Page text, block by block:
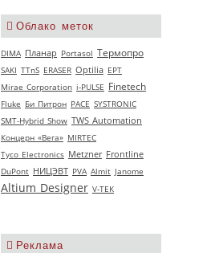
Облако меток
DIMA Планар Portasol Термопро
SAKI TTnS ERASER Optilia EPT
Mirae Corporation i-PULSE Finetech
Fluke Би Питрон РАСЕ SYSTRONIC
SMT-Hybrid Show TWS Automation
Концерн «Вега» MIRTEC
Tyco Electronics Metzner Frontline
DuPont НИЦЭВТ PVA Almit Janome
Altium Designer V‑TEK
Реклама